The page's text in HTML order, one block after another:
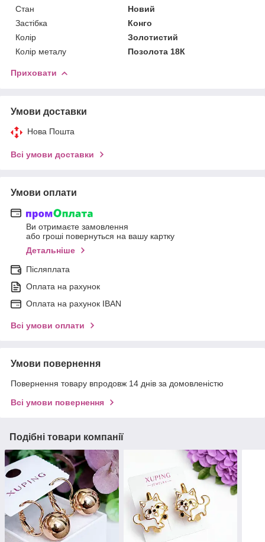
Стан
Новий
Застібка
Конго
Колір
Золотистий
Колір металу
Позолота 18К
Приховати
Умови доставки
Нова Пошта
Всі умови доставки
Умови оплати
Ви отримаєте замовлення
або гроші повернуться на вашу картку
Детальніше
Післяплата
Оплата на рахунок
Оплата на рахунок IBAN
Всі умови оплати
Умови повернення
Повернення товару впродовж 14 днів за домовленістю
Всі умови повернення
Подібні товари компанії